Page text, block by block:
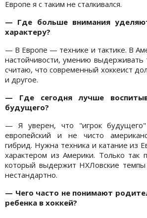
Европе я с таким не сталкивался.
— Где больше внимания
характеру?
— В Европе — технике и тактике. В
настойчивости, умению выдерживать
считаю, что современный хоккеист
и другое.
— Где сегодня лучше
будущего?
— Я уверен, что "игрок
европейский и не чисто
гибрид. Нужна техника и катание из
характером из Америки. Только так
который выдержит НХЛовские
нестандартно.
— Чего часто не понимают
ребенка в хоккей?